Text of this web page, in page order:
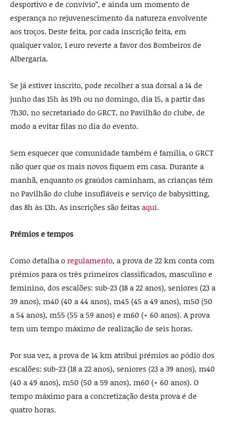
desportivo e de convívio”, e ainda um momento de
esperança no rejuvenescimento da natureza envolvente
aos troços. Deste feita, por cada inscrição feita, em
qualquer valor, 1 euro reverte a favor dos Bombeiros de
Albergaria.
Se já estiver inscrito, pode recolher a sua dorsal a 14 de
junho das 15h às 19h ou no domingo, dia 15, a partir das
7h30, no secretariado do GRCT, no Pavilhão do clube, de
modo a evitar filas no dia do evento.
Sem esquecer que comunidade também é família, o GRCT
não quer que os mais novos fiquem em casa. Durante a
manhã, enquanto os graúdos caminham, as crianças têm
no Pavilhão do clube insufláveis e serviço de babysitting,
das 8h às 13h. As inscrições são feitas aqui.
Prémios e tempos
Como detalha o regulamento, a prova de 22 km conta com
prémios para os três primeiros classificados, masculino e
feminino, dos escalões: sub-23 (18 a 22 anos), seniores (23 a
39 anos), m40 (40 a 44 anos), m45 (45 a 49 anos), m50 (50
a 54 anos), m55 (55 a 59 anos) e m60 (+ 60 anos). A prova
tem um tempo máximo de realização de seis horas.
Por sua vez, a prova de 14 km atribui prémios ao pódio dos
escalões: sub-23 (18 a 22 anos), seniores (23 a 39 anos), m40
(40 a 49 anos), m50 (50 a 59 anos), m60 (+ 60 anos). O
tempo máximo para a concretização desta prova é de
quatro horas.